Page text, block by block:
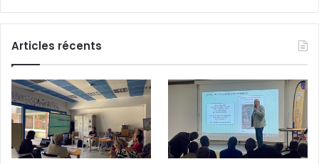
Articles récents